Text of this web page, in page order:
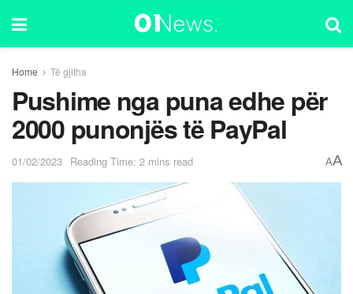
Home Të gjitha
Pushime nga puna edhe për
2000 punonjës të PayPal
01/02/2023 Reading Time: 2 mins read AA